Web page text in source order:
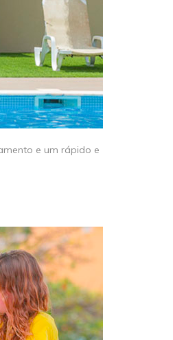
e um rápido e